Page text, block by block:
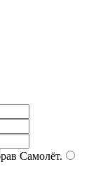
Самолёт.